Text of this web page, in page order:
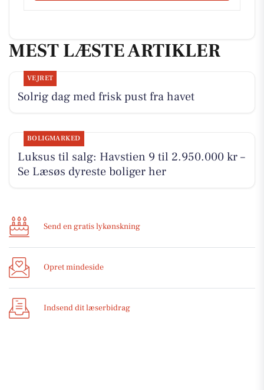
MEST LÆSTE ARTIKLER
VEJRET
Solrig dag med frisk pust fra havet
BOLIGMARKED
Luksus til salg: Havstien 9 til 2.950.000 kr –
Se Læsøs dyreste boliger her
Send en gratis lykønskning
Opret mindeside
Indsend dit læserbidrag